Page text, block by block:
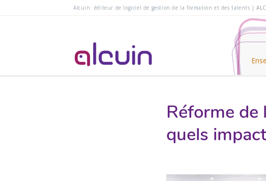
Alcuin: éditeur de logiciel de gestion de la formation et des talents |
Réforme
quels